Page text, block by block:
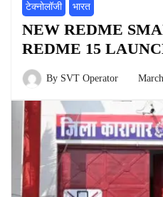
टेक्नोलॉजी भारत
NEW REDME
REDME 15
By SVT Operator